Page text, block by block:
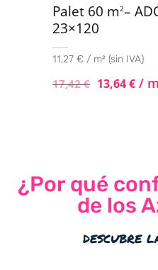
Palet 60 m2–
23×120
11,27 € / m² (sin IVA)
17,42€ 13,64€ / m
¿Por qué
de los
descubre